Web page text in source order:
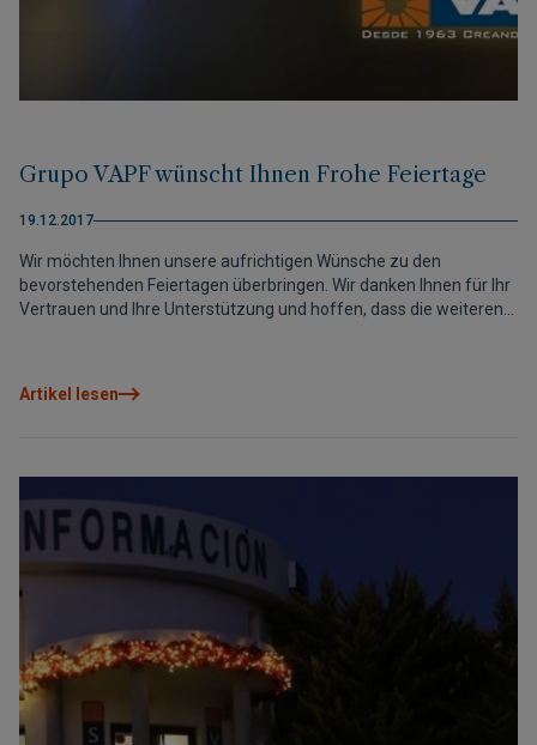
Grupo VAPF wünscht Ihnen Frohe Feiertage
19.12.2017
Wir möchten Ihnen unsere aufrichtigen Wünsche zu den
bevorstehenden Feiertagen überbringen. Wir danken Ihnen für Ihr
Vertrauen und Ihre Unterstützung und hoffen, dass die weiteren
Sie auf der Webseite der Grupo VAPF den Fortschritt unserer
Cumbre del Sol. Unter den Bauprojektensindbesonders die Blue
Infinity Residences hervorzuheben. 75 Prozent der ersten
Bauphase der Luxus-Apartmentanlage sind bereits verkauft. Mit
der zweiten Phase wurde bereits begonnen und auch hier sind
schon 20 Prozent verkauft. Die Immobilienpromotion Magnolias
Sunset, Blanc Altea Homes und Racó de Galeno in Benissa
Costa wurden lanziert. Ebenso viele andere Projekte, an denen wir
momentan arbeiten und die wir Ihnen im Laufe des Jahres 2018
vorstellen werden. Wir nutzen hier die Gelegenheit, Ihnen
mitzuteilen, dass wir auch im kommenden Jahr mit unseren
Informationen wie dem monatlichen Boletin sowie den
Nachrichten-Blogs der Grupo VAPF und der Cumbredel Sol
Artikel lesen